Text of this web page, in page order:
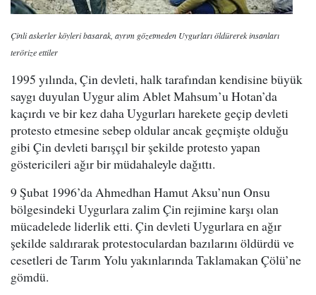
Çinli askerler köyleri basarak, ayrım gözetmeden Uygurları öldürerek insanları
terörize ettiler
1995 yılında, Çin devleti, halk tarafından kendisine büyük
saygı duyulan Uygur alim Ablet Mahsum’u Hotan’da
kaçırdı ve bir kez daha Uygurları harekete geçip devleti
protesto etmesine sebep oldular ancak geçmişte olduğu
gibi Çin devleti barışçıl bir şekilde protesto yapan
göstericileri ağır bir müdahaleyle dağıttı.
9 Şubat 1996’da Ahmedhan Hamut Aksu’nun Onsu
bölgesindeki Uygurlara zalim Çin rejimine karşı olan
mücadelede liderlik etti. Çin devleti Uygurlara en ağır
şekilde saldırarak protestoculardan bazılarını öldürdü ve
cesetleri de Tarım Yolu yakınlarında Taklamakan Çölü’ne
gömdü.